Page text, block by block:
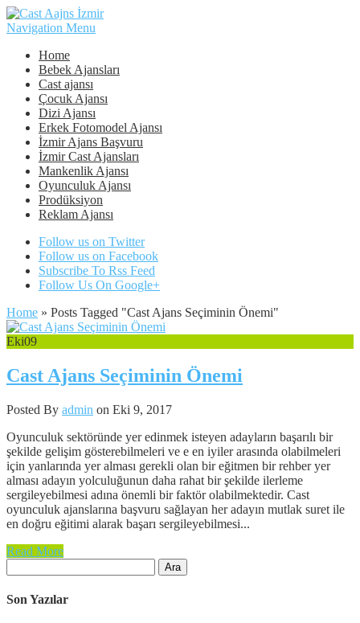
Navigation Menu
Home
Bebek Ajansları
Cast ajansı
Çocuk Ajansı
Dizi Ajansı
Erkek Fotomodel Ajansı
İzmir Ajans Başvuru
İzmir Cast Ajansları
Mankenlik Ajansı
Oyunculuk Ajansı
Prodüksiyon
Reklam Ajansı
Follow us on Twitter
Follow us on Facebook
Subscribe To Rss Feed
Follow Us On Google+
Home » Posts Tagged "Cast Ajans Seçiminin Önemi"
Eki09
Cast Ajans Seçiminin Önemi
Posted By admin on Eki 9, 2017
Oyunculuk sektöründe yer edinmek isteyen adayların başarılı bir
şekilde gelişim gösterebilmeleri ve e en iyiler arasında olabilmeleri
için yanlarında yer alması gerekli olan bir eğitmen bir rehber yer
alması adayın yolculuğunun daha rahat bir şekilde ilerleme
sergileyebilmesi adına önemli bir faktör olabilmektedir. Cast
oyunculuk ajanslarına başvuru sağlayan her adayın mutlak suret ile
en doğru eğitimi alarak başarı sergileyebilmesi...
Read More
Son Yazılar